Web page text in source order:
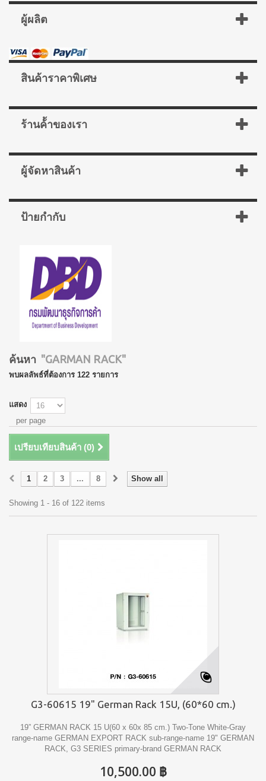
ผู้ผลิต
สินค้าราคาพิเศษ
ร้านค้้าของเรา
ผู้จัดหาสินค้า
ป้ายกำกับ
ค้นหา "GARMAN RACK"
พบผลลัพธ์ที่ต้องการ 122 รายการ
แสดง
per page
เปรียบเทียบสินค้า (0)
Show all
1 2 3 ... 8
Showing 1 - 16 of 122 items
G3-60615 19" German Rack 15U, (60*60 cm.)
19” GERMAN RACK 15 U(60 x 60x 85 cm.) Two-Tone White-Gray
range-name GERMAN EXPORT RACK sub-range-name 19" GERMAN
RACK, G3 SERIES primary-brand GERMAN RACK
10,500.00 ฿